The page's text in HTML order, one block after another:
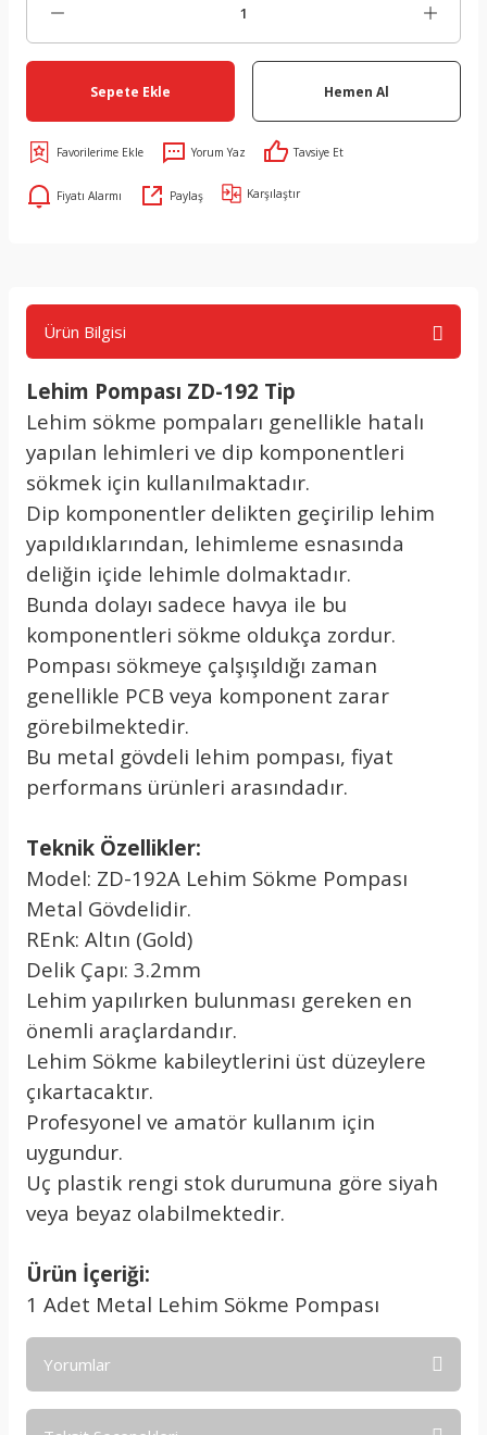
Sepete Ekle Hemen Al
Yorum Yaz Tavsiye Et
Fiyatı Alarmı Paylaş Karşılaştır
Ürün Bilgisi
Lehim Pompası ZD-192 Tip
Lehim sökme pompaları genellikle hatalı
yapılan lehimleri ve dip komponentleri
sökmek için kullanılmaktadır.
Dip komponentler delikten geçirilip lehim
yapıldıklarından, lehimleme esnasında
deliğin içide lehimle dolmaktadır.
Bunda dolayı sadece havya ile bu
komponentleri sökme oldukça zordur.
Pompası sökmeye çalşışıldığı zaman
genellikle PCB veya komponent zarar
görebilmektedir.
Bu metal gövdeli lehim pompası, fiyat
performans ürünleri arasındadır.
Teknik Özellikler:
Model: ZD-192A Lehim Sökme Pompası
Metal Gövdelidir.
REnk: Altın (Gold)
Delik Çapı: 3.2mm
Lehim yapılırken bulunması gereken en
önemli araçlardandır.
Lehim Sökme kabileytlerini üst düzeylere
çıkartacaktır.
Profesyonel ve amatör kullanım için
uygundur.
Uç plastik rengi stok durumuna göre siyah
veya beyaz olabilmektedir.
Ürün İçeriği:
1 Adet Metal Lehim Sökme Pompası
Yorumlar